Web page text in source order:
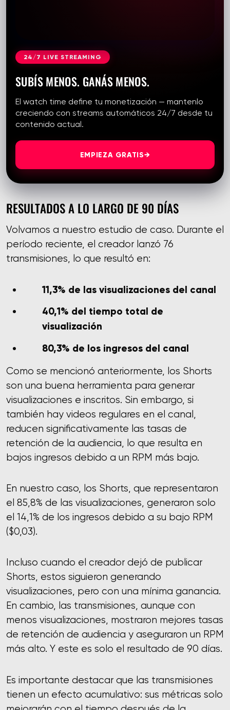
24/7 LIVE STREAMING
SUBÍS MENOS. GANÁS MENOS.
El watch time define tu monetización — mantenlo
creciendo con streams automáticos 24/7 desde tu
contenido actual.
EMPIEZA GRATIS→
RESULTADOS A LO LARGO DE 90 DÍAS
Volvamos a nuestro estudio de caso. Durante el
período reciente, el creador lanzó 76
transmisiones, lo que resultó en:
11,3% de las visualizaciones del canal
40,1% del tiempo total de
visualización
80,3% de los ingresos del canal
Como se mencionó anteriormente, los Shorts
son una buena herramienta para generar
visualizaciones e inscritos. Sin embargo, si
también hay videos regulares en el canal,
reducen significativamente las tasas de
retención de la audiencia, lo que resulta en
bajos ingresos debido a un RPM más bajo.
En nuestro caso, los Shorts, que representaron
el 85,8% de las visualizaciones, generaron solo
el 14,1% de los ingresos debido a su bajo RPM
($0,03).
Incluso cuando el creador dejó de publicar
Shorts, estos siguieron generando
visualizaciones, pero con una mínima ganancia.
En cambio, las transmisiones, aunque con
menos visualizaciones, mostraron mejores tasas
de retención de audiencia y aseguraron un RPM
más alto. Y este es solo el resultado de 90 días.
Es importante destacar que las transmisiones
tienen un efecto acumulativo: sus métricas solo